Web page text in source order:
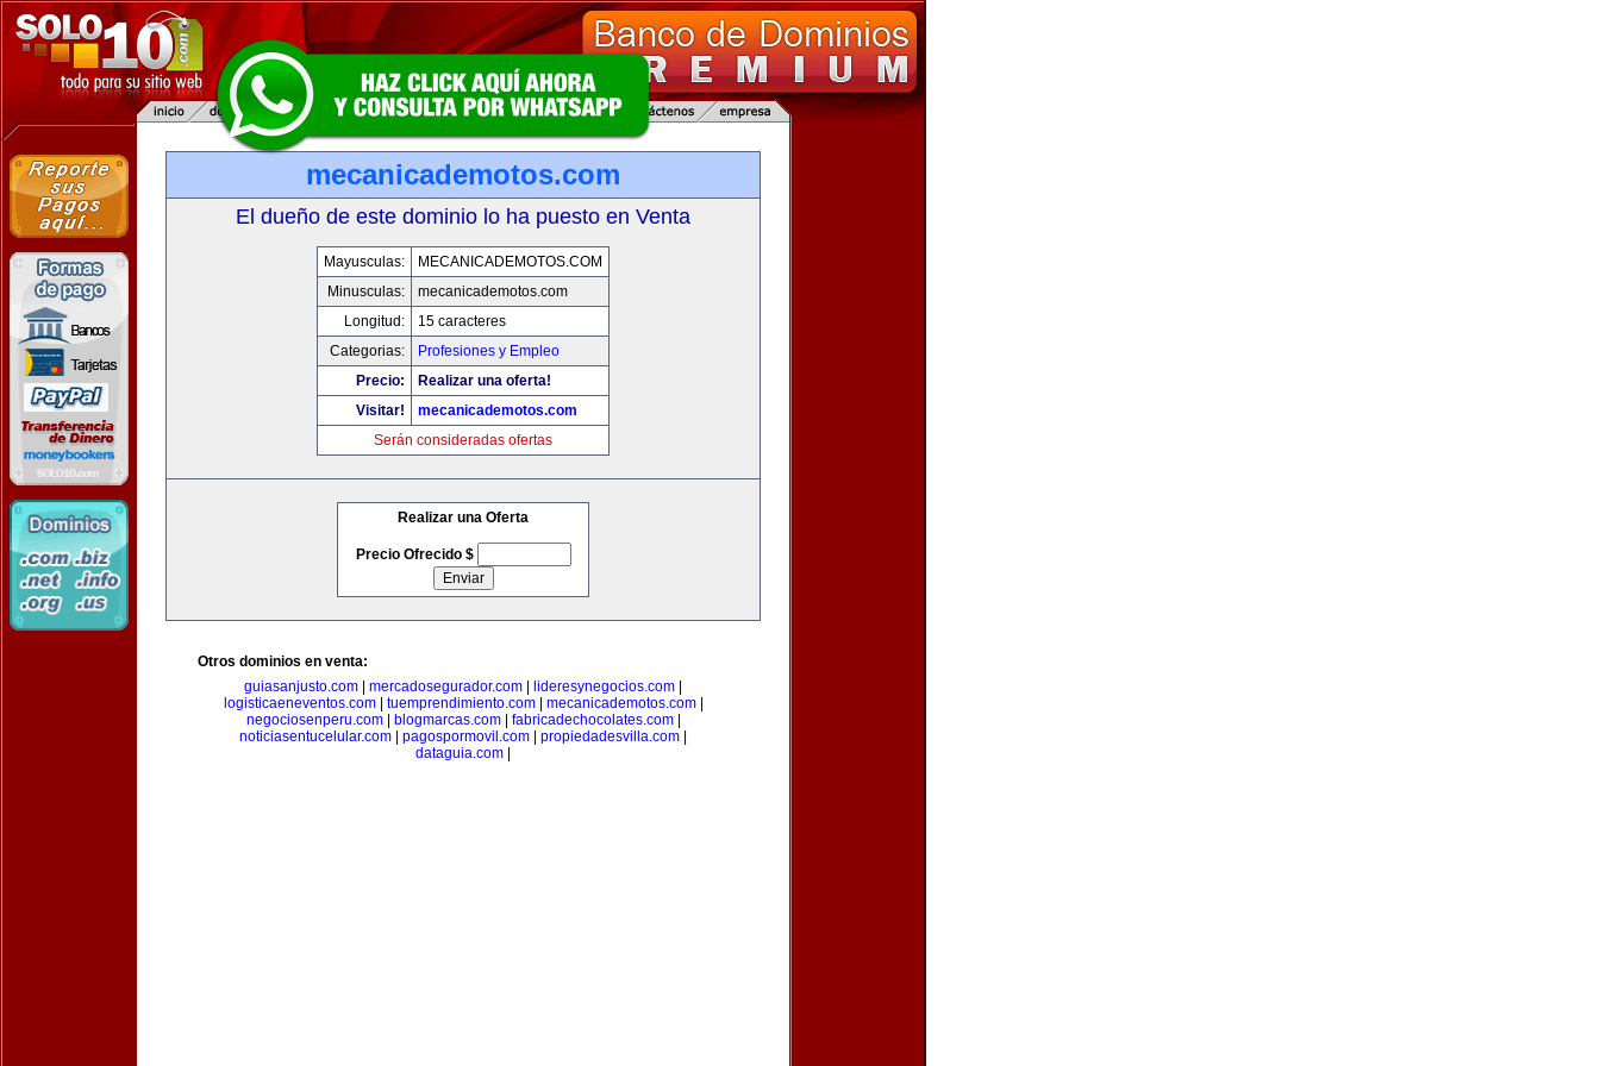
mecanicademotos.com
El dueño de este dominio lo ha puesto en Venta
Mayusculas:
MECANICADEMOTOS.COM
Minusculas:
mecanicademotos.com
Longitud:
15 caracteres
Categorias:
Profesiones y Empleo
Precio:
Realizar una oferta!
Visitar!
mecanicademotos.com
Serán consideradas ofertas
Realizar una Oferta
Precio Ofrecido $
Otros dominios en venta:
guiasanjusto.com
mercadosegurador.com lideresynegocios.com
logisticaeneventos.com| tuemprendimiento.com| mecanicademotos.com|
negociosenperu.com| blogmarcas.com| fabricadechocolates.com|
noticiasentucelular.com
pagospormovil.com propiedadesvilla.com
dataguia.com